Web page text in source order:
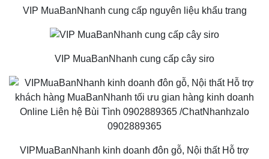
VIP MuaBanNhanh cung cấp nguyên liệu khẩu trang
VIP MuaBanNhanh cung cấp cây siro
VIPMuaBanNhanh kinh doanh đôn gỗ, Nội thất Hỗ trợ